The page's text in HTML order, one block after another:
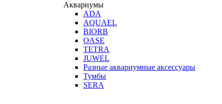
Аквариумы
ADA
AQUAEL
BIORB
OASE
TETRA
JUWEL
Разные аквариумные аксессуары
Тумбы
SERA